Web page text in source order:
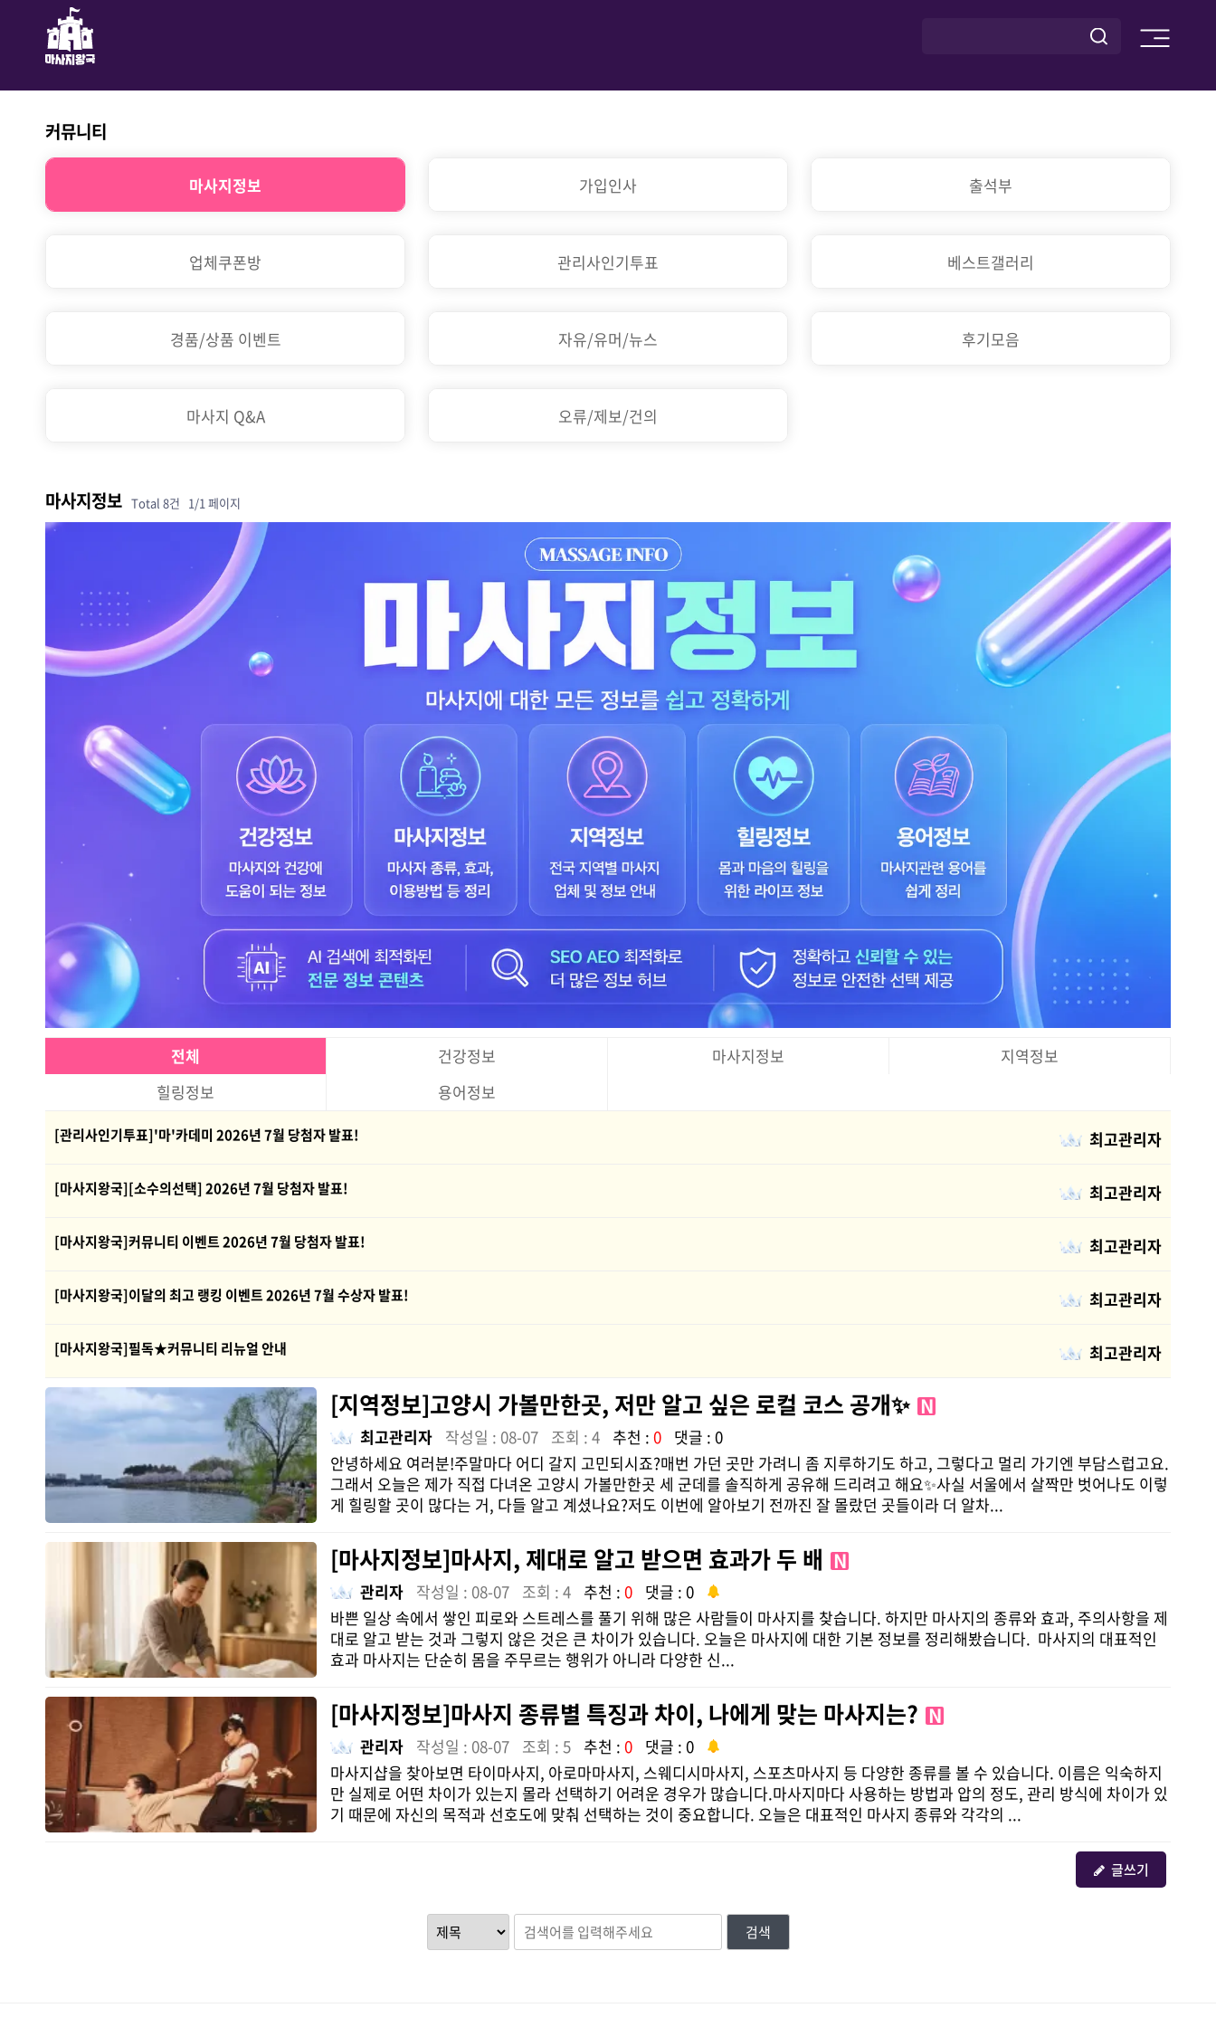
커뮤니티
마사지정보 가입인사 출석부
업체쿠폰방 관리사인기투표 베스트갤러리
경품/상품 이벤트 자유/유머/뉴스 후기모음
마사지 Q&A 오류/제보/건의
마사지정보 Total 8건 1/1 페이지
전체 건강정보 마사지정보
지역정보
힐링정보
용어정보
[관리사인기투표]'마'카데미 2026년 7월 당첨자 발표! 최고관리자
[마사지왕국][소수의선택] 2026년 7월 당첨자 발표! 최고관리자
[마사지왕국]커뮤니티 이벤트 2026년 7월 당첨자 발표! 최고관리자
[마사지왕국]이달의 최고 랭킹 이벤트 2026년 7월 수상자 발표! 최고관리자
[마사지왕국]필독★커뮤니티 리뉴얼 안내 최고관리자
[지역정보]고양시 가볼만한곳, 저만 알고 싶은 로컬 코스 공개✨ N
최고관리자 작성일 : 08-07 조회 : 4 추천 : 0 댓글 : 0
안녕하세요 여러분!주말마다 어디 갈지 고민되시죠?매번 가던 곳만 가려니 좀 지루하기도 하고, 그렇다고 멀리 가기엔 부담스럽고요.
그래서 오늘은 제가 직접 다녀온 고양시 가볼만한곳 세 군데를 솔직하게 공유해 드리려고 해요✨사실 서울에서 살짝만 벗어나도 이렇
게 힐링할 곳이 많다는 거, 다들 알고 계셨나요?저도 이번에 알아보기 전까진 잘 몰랐던 곳들이라 더 알차...
[마사지정보]마사지, 제대로 알고 받으면 효과가 두 배 N
관리자 작성일 : 08-07 조회 : 4 추천 : 0 댓글 : 0
바쁜 일상 속에서 쌓인 피로와 스트레스를 풀기 위해 많은 사람들이 마사지를 찾습니다. 하지만 마사지의 종류와 효과, 주의사항을 제
대로 알고 받는 것과 그렇지 않은 것은 큰 차이가 있습니다. 오늘은 마사지에 대한 기본 정보를 정리해봤습니다. 마사지의 대표적인
효과 마사지는 단순히 몸을 주무르는 행위가 아니라 다양한 신...
[마사지정보]마사지 종류별 특징과 차이, 나에게 맞는 마사지는? N
관리자 작성일 : 08-07 조회 : 5 추천 : 0 댓글 : 0
마사지샵을 찾아보면 타이마사지, 아로마마사지, 스웨디시마사지, 스포츠마사지 등 다양한 종류를 볼 수 있습니다. 이름은 익숙하지
만 실제로 어떤 차이가 있는지 몰라 선택하기 어려운 경우가 많습니다.마사지마다 사용하는 방법과 압의 정도, 관리 방식에 차이가 있
기 때문에 자신의 목적과 선호도에 맞춰 선택하는 것이 중요합니다. 오늘은 대표적인 마사지 종류와 각각의 ...
글쓰기
검색